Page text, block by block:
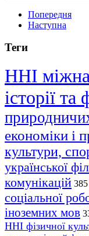
Попередня
Наступна
Теги
ННІ
історії та
економіки і
культури,
української
комунікацій 385
соціальної
іноземних мов
ННІ фізичної